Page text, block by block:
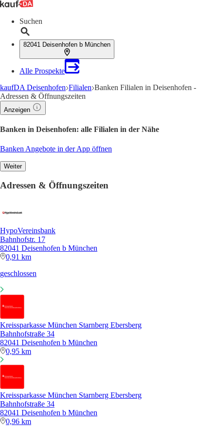
Suchen
82041 Deisenhofen b München
Alle Prospekte
kaufDA Deisenhofen Filialen Banken Filialen in Deisenhofen -
Adressen & Öffnungszeiten
Anzeigen
Banken in Deisenhofen: alle Filialen in der Nähe
Banken Angebote in der App öffnen
Weiter
Adressen & Öffnungszeiten
HypoVereinsbank
Bahnhofstr. 17
82041 Deisenhofen b München
0,91 km
geschlossen
Kreissparkasse München Starnberg Ebersberg
Bahnhofstraße 34
82041 Deisenhofen b München
0,95 km
Kreissparkasse München Starnberg Ebersberg
Bahnhofstraße 34
82041 Deisenhofen b München
0,96 km